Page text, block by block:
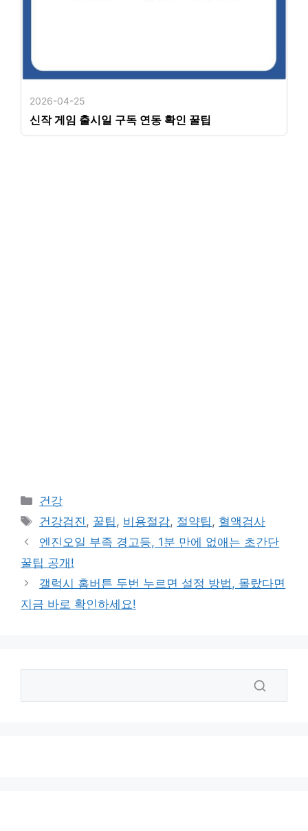
2026-04-25
신작 게임 출시일 구독 연동 확인 꿀팁
카
테
리
건강
태
그
건강검진, 꿀팁, 비용절감, 절약팁, 혈액검사
엔진오일 부족 경고등, 1분 만에 없애는 초간단
꿀팁 공개!
갤럭시 홈버튼 두번 누르면 설정 방법, 몰랐다면
지금 바로 확인하세요!